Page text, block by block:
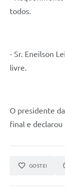
todos.
- Sr. Eneilson
livre.
O presidente
final e declarou
GOSTEI